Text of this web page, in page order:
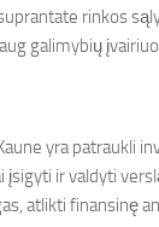
rinkos
galimybių
yra patraukli
ir valdyti
atlikti finansinę